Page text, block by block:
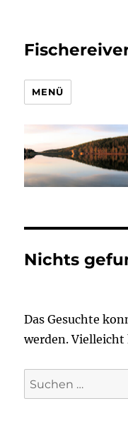
MENÜ
Nichts
Das Gesuchte
werden.
Suchen
nach: